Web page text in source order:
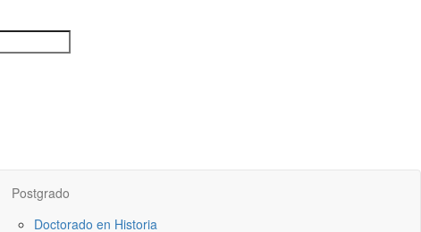
Postgrado
Doctorado en Historia